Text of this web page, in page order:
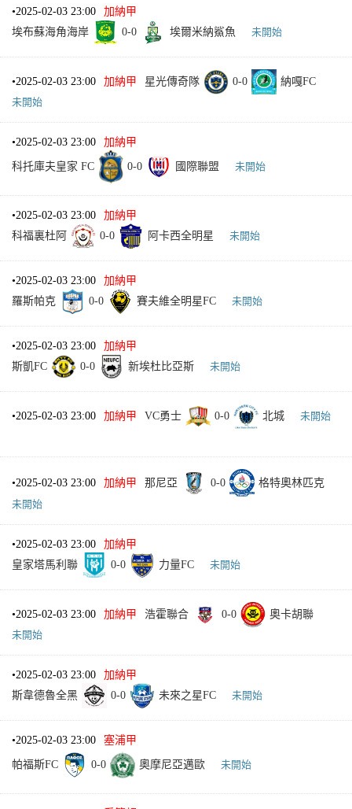
•2025-02-03 23:00
加納甲
埃布蘇海角海岸
0-0 埃爾米納鯊魚 未開始
•2025-02-03 23:00 加納甲 星光傳奇隊 0-0
納嘎FC
未開始
•2025-02-03 23:00 加納甲
科托庫夫皇家 FC 0-0 國際聯盟 未開始
•2025-02-03 23:00
加納甲
科福裏杜阿
0-0 阿卡西全明星 未開始
•2025-02-03 23:00
加納甲
羅斯帕克
0-0 賽夫維全明星FC 未開始
•2025-02-03 23:00
加納甲
斯凱FC
0-0 新埃杜比亞斯 未開始
•2025-02-03 23:00 加納甲 VC勇士 0-0 北城 未開始
•2025-02-03 23:00 加納甲 那尼亞 0-0
格特奧林匹克
未開始
•2025-02-03 23:00
加納甲
皇家塔馬利聯
0-0 力量FC 未開始
•2025-02-03 23:00 加納甲 浩霍聯合 0-0
奧卡胡聯
未開始
•2025-02-03 23:00
加納甲
斯韋德魯全黑
0-0 未來之星FC 未開始
•2025-02-03 23:00 塞浦甲
帕福斯FC 0-0 奧摩尼亞邁歐 未開始